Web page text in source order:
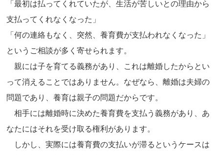
「最初は払ってくれていたが、生活が苦しいとの理由から
支払ってくれなくなった」
「何の連絡もなく、突然、養育費が支払われなくなった」
というご相談が多く寄せられます。
親には子を育てる義務があり、これは離婚したからとい
って消えることではありません。なぜなら、離婚は夫婦の
問題であり、養育は親子の問題だからです。
相手には離婚時に決めた養育費を支払う義務があり、あ
なたにはそれを受け取る権利があります。
しかし、実際には養育費の支払いが滞るというケースは